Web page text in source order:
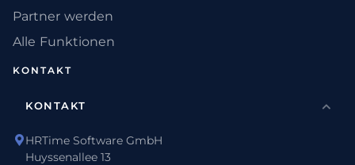
Partner werden
Alle Funktionen
KONTAKT
KONTAKT
HRTime Software GmbH
Huyssenallee 13